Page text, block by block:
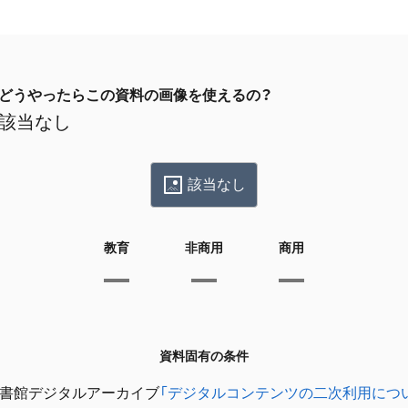
うやったらこの資料の画像を使えるの？
当なし
該当なし
教育 非商用 商用
資料固有の条件
館デジタルアーカイブ「デジタルコンテンツの二次利用につ